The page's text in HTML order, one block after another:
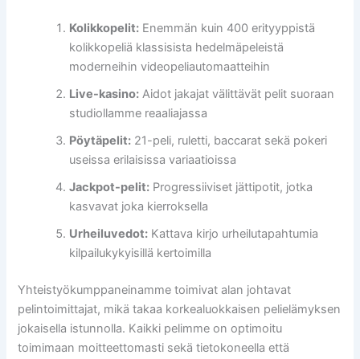
Kolikkopelit: Enemmän kuin 400 erityyppistä
kolikkopeliä klassisista hedelmäpeleistä
moderneihin videopeliautomaatteihin
Live-kasino: Aidot jakajat välittävät pelit suoraan
studiollamme reaaliajassa
Pöytäpelit: 21-peli, ruletti, baccarat sekä pokeri
useissa erilaisissa variaatioissa
Jackpot-pelit: Progressiiviset jättipotit, jotka
kasvavat joka kierroksella
Urheiluvedot: Kattava kirjo urheilutapahtumia
kilpailukykyisillä kertoimilla
Yhteistyökumppaneinamme toimivat alan johtavat
pelintoimittajat, mikä takaa korkealuokkaisen pelielämyksen
jokaisella istunnolla. Kaikki pelimme on optimoitu
toimimaan moitteettomasti sekä tietokoneella että